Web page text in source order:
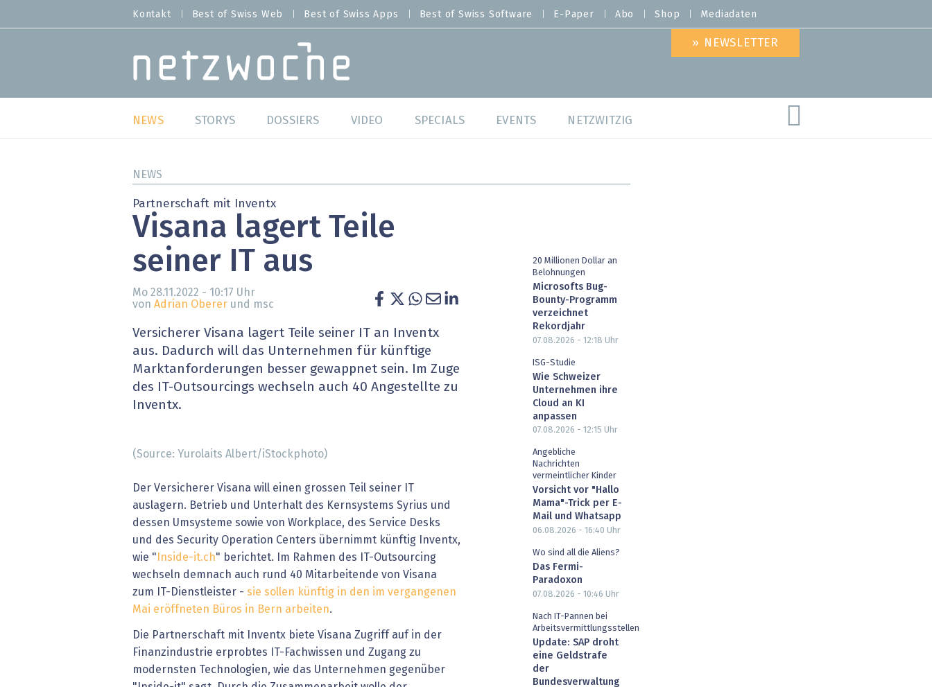
zum
MENU
Kontakt Best of Swiss Web Best of Swiss Apps Best of Swiss Software E-Paper Abo Shop Mediadaten
» NEWSLETTER
MAIN NAVIGATION
NEWS
Studien
Meinungen
Hands-on
» alle News
STORYS DOSSIERS
Best of Swiss Software
SAP S/4 Hana
Gesundheit wird digital
EU-DSGVO
Digital Banking
» alle Dossiers
VIDEO SPECIALS
Cloud & Managed Services
IT for Health
Artificial Intelligence
Finance 2030
Fintech & Insurtech
Professional AV & Digital Signage
EVENTS NETZWITZIG
NEWS
Partnerschaft mit Inventx
Visana lagert Teile
seiner IT aus
Mo 28.11.2022 - 10:17 Uhr
von Adrian Oberer und msc
Versicherer Visana lagert Teile seiner IT an Inventx
aus. Dadurch will das Unternehmen für künftige
Marktanforderungen besser gewappnet sein. Im Zuge
des IT-Outsourcings wechseln auch 40 Angestellte zu
Inventx.
(Source: Yurolaits Albert/iStockphoto)
Der Versicherer Visana will einen grossen Teil seiner IT
auslagern. Betrieb und Unterhalt des Kernsystems Syrius und
dessen Umsysteme sowie von Workplace, des Service Desks
und des Security Operation Centers übernimmt künftig Inventx,
wie " Inside-it.ch" berichtet. Im Rahmen des IT-Outsourcing
wechseln demnach auch rund 40 Mitarbeitende von Visana
zum IT-Dienstleister - sie sollen künftig in den im vergangenen
Mai eröffneten Büros in Bern arbeiten.
Die Partnerschaft mit Inventx biete Visana Zugriff auf in der
Finanzindustrie erprobtes IT-Fachwissen und Zugang zu
modernsten Technologien, wie das Unternehmen gegenüber
20 Millionen Dollar an
Belohnungen
Microsofts Bug-
Bounty-Programm
verzeichnet
Rekordjahr
07.08.2026 - 12:18 Uhr
ISG-Studie
Wie Schweizer
Unternehmen ihre
Cloud an KI
anpassen
07.08.2026 - 12:15 Uhr
Angebliche
Nachrichten
vermeintlicher Kinder
Vorsicht vor "Hallo
Mama"-Trick per E-
Mail und Whatsapp
06.08.2026 - 16:40 Uhr
Wo sind all die Aliens?
Das Fermi-
Paradoxon
07.08.2026 - 10:46 Uhr
Nach IT-Pannen bei
Arbeitsvermittlungsstellen
Update: SAP droht
eine Geldstrafe
der
Bundesverwaltung